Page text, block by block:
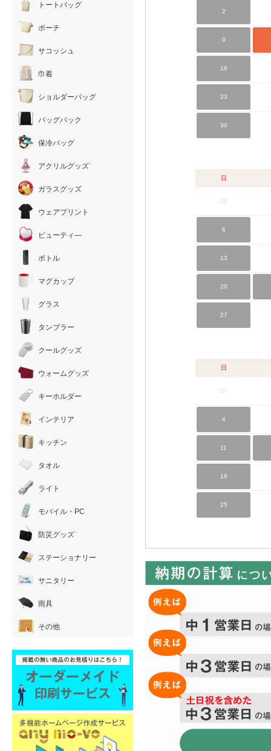
2
9
16
23
30
日
30
6
13
20
27
日
27
4
11
18
25
トートバッグ
ポーチ
サコッシュ
巾着
ショルダーバッグ
バッグパック
保冷バッグ
アクリルグッズ
ガラスグッズ
ウェアプリント
ビューティ―
ボトル
マグカップ
グラス
タンブラー
クールグッズ
ウォームグッズ
キーホルダー
インテリア
キッチン
タオル
ライト
モバイル・PC
防災グッズ
ステーショナリー
サニタリー
雨具
その他